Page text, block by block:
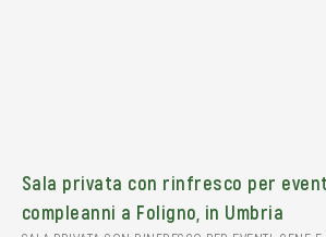
Sala privata con rinfresco per
compleanni a Foligno, in Umbria